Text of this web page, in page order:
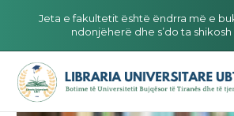
Jeta e fakultetit është ëndrra më e
ndonjëherë dhe s’do ta shikosh